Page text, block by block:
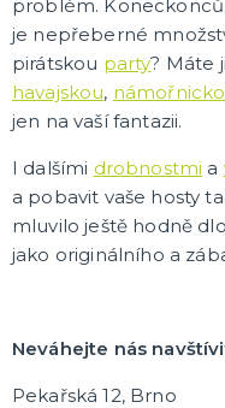
problém.
je nepřeberné
pirátskou party? Máte
havajskou,
jen na vaší fantazii.
I dalšími drobnostmi a
a pobavit vaše hosty
mluvilo ještě hodně
jako originálního a
Neváhejte nás
Pekařská 12, Brno